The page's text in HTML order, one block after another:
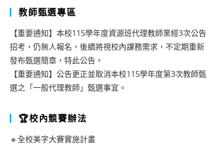
教師甄選專區
【重要通知】本校115學年度資源班代理教師業經3次公告
招考，仍無人報名，後續將視校內課務需求，不定期重新
發布甄選簡章，特此公告。
【重要通知】公告更正並取消本校115學年度第3次教師甄
選之「一般代理教師」甄選事宜。
🏆校內競賽辦法
🔹全校美字大賽實施計畫